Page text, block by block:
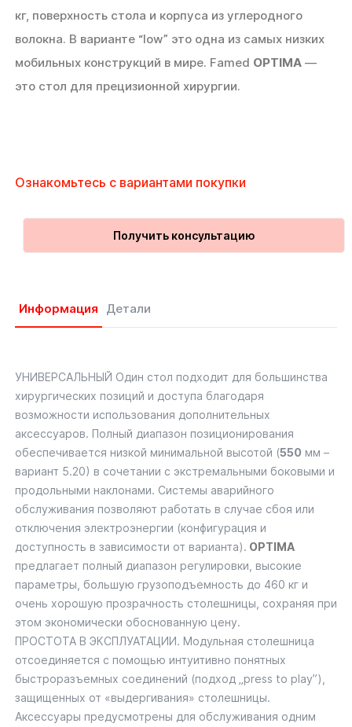
кг, поверхность стола и корпуса из углеродного
волокна. В варианте “low” это одна из самых низких
мобильных конструкций в мире. Famed OPTIMA—
это стол для прецизионной хирургии.
Ознакомьтесь с вариантами покупки
Получить консультацию
Информация Детали
УНИВЕРСАЛЬНЫЙ Один стол подходит для большинства
хирургических позиций и доступа благодаря
возможности использования дополнительных
аксессуаров. Полный диапазон позиционирования
обеспечивается низкой минимальной высотой (550 мм –
вариант 5.20) в сочетании с экстремальными боковыми и
продольными наклонами. Системы аварийного
обслуживания позволяют работать в случае сбоя или
отключения электроэнергии (конфигурация и
доступность в зависимости от варианта). OPTIMA
предлагает полный диапазон регулировки, высокие
параметры, большую грузоподъемность до 460 кг и
очень хорошую прозрачность столешницы, сохраняя при
этом экономически обоснованную цену.
ПРОСТОТА В ЭКСПЛУАТАЦИИ. Модульная столешница
отсоединяется с помощью интуитивно понятных
быстроразъемных соединений (подход „press to play”),
защищенных от «выдергивания» столешницы.
Аксессуары предусмотрены для обслуживания одним